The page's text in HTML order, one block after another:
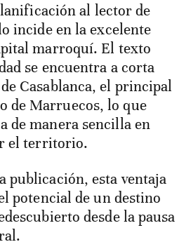
al lector de
incide en la excelente
marroquí. El texto
se encuentra a corta
Casablanca, el principal
de Marruecos, lo que
de manera sencilla en
el territorio.
publicación, esta ventaja
potencial de un destino
desde la pausa